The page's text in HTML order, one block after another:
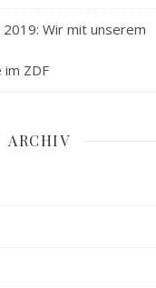
2019: Wir mit unserem
im ZDF
ARCHIV